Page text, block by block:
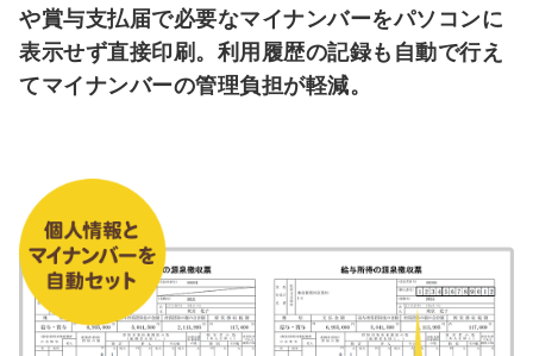
や賞与支払届で必要なマイナンバーをパソコンに
表示せず直接印刷。利用履歴の記録も自動で行え
てマイナンバーの管理負担が軽減。